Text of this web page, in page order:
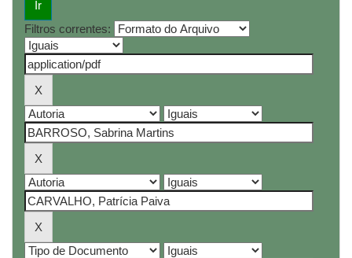
Filtros correntes: